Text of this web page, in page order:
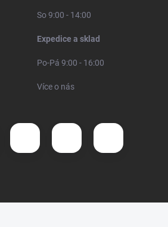
So 9:00 - 14:00
Expedice a sklad
Po-Pá 9:00 - 16:00
Více o nás